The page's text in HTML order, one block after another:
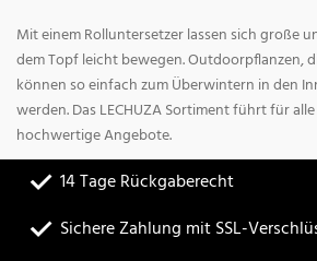
Mit einem Rolluntersetzer lassen sich große
dem Topf leicht bewegen. Outdoorpflanzen,
können so einfach zum Überwintern in den
werden. Das LECHUZA Sortiment führt für
hochwertige Angebote.
14 Tage Rückgaberecht
Sichere Zahlung mit SSL-